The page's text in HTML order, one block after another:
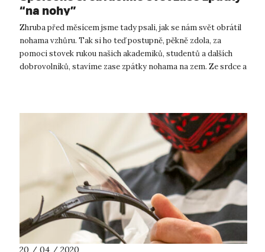
“na nohy”
Zhruba před měsícem jsme tady psali, jak se nám svět obrátil
nohama vzhůru. Tak si ho teď postupně, pěkně zdola, za
pomoci stovek rukou našich akademiků, studentů a dalších
dobrovolníků, stavíme zase zpátky nohama na zem. Ze srdce a
20 / 04 / 2020